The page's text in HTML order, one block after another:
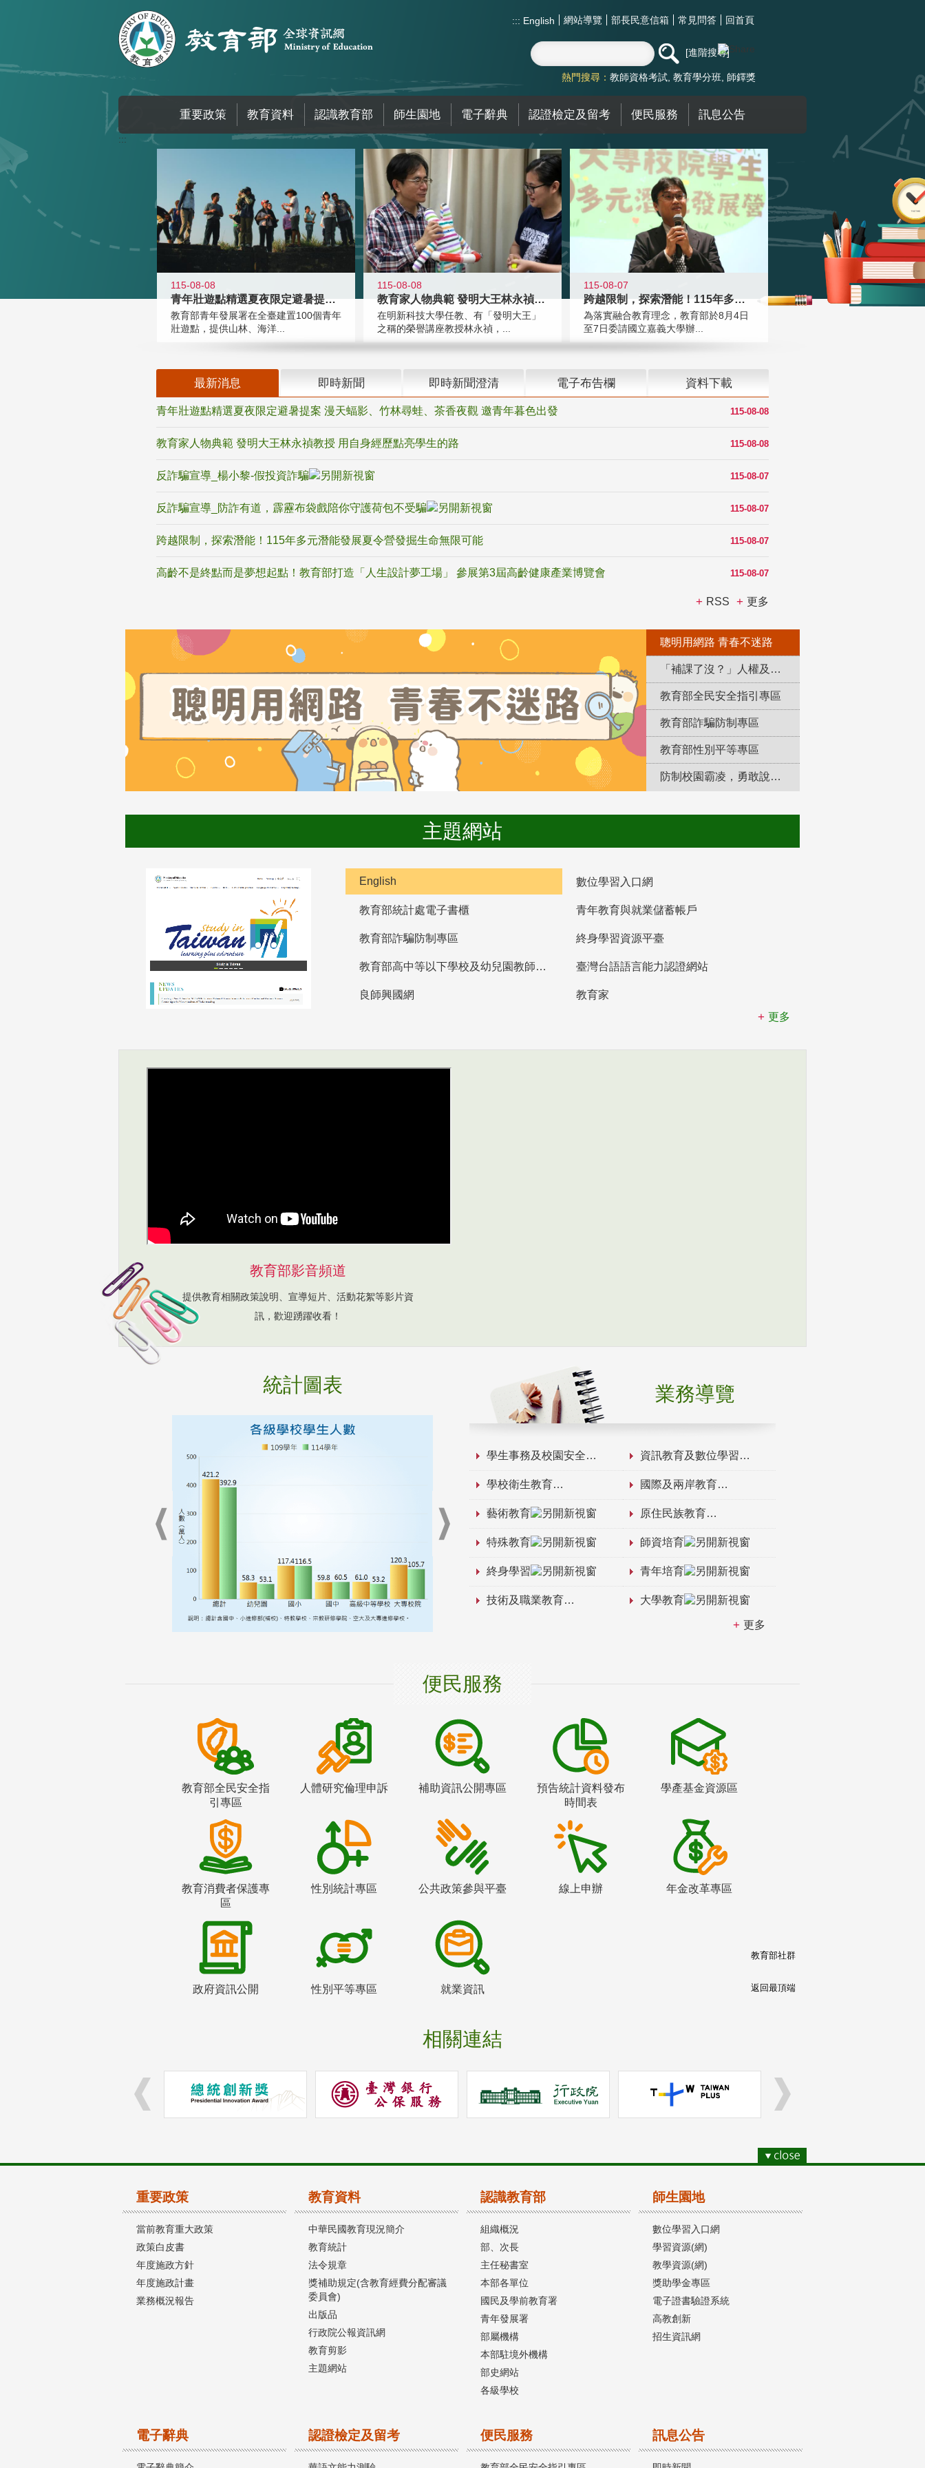
::: English 網站導覽 部長民意信箱 常見問答 回首頁
進階搜尋
熱門搜尋： 教師資格考試 教育學分班 師鐸獎
重要政策 教育資料 認識教育部 師生園地 電子辭典 認證檢定及留考 便民服務 訊息公告
:::
115-08-08
青年壯遊點精選夏夜限定避暑提案 漫
教育部青年發展署在全臺建置100個青年
壯遊點，提供山林、海洋...
115-08-08
教育家人物典範 發明大王林永禎教授
在明新科技大學任教、有「發明大王」
之稱的榮譽講座教授林永禎，...
115-08-07
跨越限制，探索潛能！115年多元潛
為落實融合教育理念，教育部於8月4日
至7日委請國立嘉義大學辦...
最新消息 即時新聞 即時新聞澄清 電子布告欄 資料下載
115-08-08
青年壯遊點精選夏夜限定避暑提案 漫天蝠影、竹林尋蛙、茶香夜觀 邀青年暮色出發
115-08-08
教育家人物典範 發明大王林永禎教授 用自身經歷點亮學生的路
115-08-07
反詐騙宣導_楊小黎-假投資詐騙
115-08-07
反詐騙宣導_防詐有道，霹靂布袋戲陪你守護荷包不受騙
115-08-07
跨越限制，探索潛能！115年多元潛能發展夏令營發掘生命無限可能
115-08-07
高齡不是終點而是夢想起點！教育部打造「人生設計夢工場」 參展第3屆高齡健康產業博覽會
RSS 更多
聰明用網路 青春不迷路
「補課了沒？」人權及轉型正義教育專區
教育部全民安全指引專區
教育部詐騙防制專區
教育部性別平等專區
防制校園霸凌，勇敢說出來！
主題網站
English 數位學習入口網
教育部統計處電子書櫃 青年教育與就業儲蓄帳戶
教育部詐騙防制專區 終身學習資源平臺
教育部高中等以下學校及幼兒園教師資格檢定考試 臺灣台語語言能力認證網站
良師興國網
教育家
更多
教育部影音頻道
提供教育相關政策說明、宣導短片、活動花絮等影片資
訊，歡迎踴躍收看！
統計圖表 業務導覽
學生事務及校園安全 資訊教育及數位學習
學校衛生教育 國際及兩岸教育
藝術教育 原住民族教育
特殊教育 師資培育
終身學習 青年培育
技術及職業教育 大學教育
更多
便民服務
教育部全民安全指
引專區
人體研究倫理申訴 補助資訊公開專區
預告統計資料發布
時間表
學產基金資源區
教育消費者保護專
區
性別統計專區 公共政策參與平臺 線上申辦 年金改革專區
政府資訊公開 性別平等專區 就業資訊
相關連結
教育部社群
返回最頂端
重要政策
當前教育重大政策
政策白皮書
年度施政方針
年度施政計畫
業務概況報告
教育資料
中華民國教育現況簡介
教育統計
法令規章
獎補助規定(含教育經費分配審議
委員會)
出版品
行政院公報資訊網
教育剪影
主題網站
認識教育部
組織概況
部、次長
主任秘書室
本部各單位
國民及學前教育署
青年發展署
部屬機構
本部駐境外機構
部史網站
各級學校
師生園地
數位學習入口網
學習資源(網)
教學資源(網)
獎助學金專區
電子證書驗證系統
高教創新
招生資訊網
電子辭典 認證檢定及留考 便民服務 訊息公告